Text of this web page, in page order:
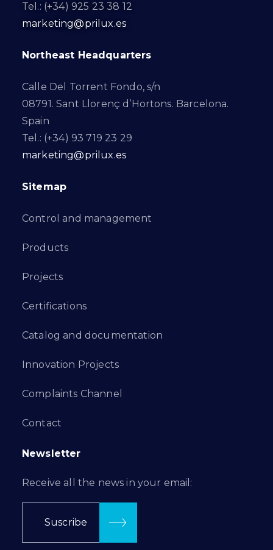
Tel.: (+34) 925 23 38 12
marketing@prilux.es
Northeast Headquarters
Calle Del Torrent Fondo, s/n
08791. Sant Llorenç d’Hortons. Barcelona.
Spain
Tel.: (+34) 93 719 23 29
marketing@prilux.es
Sitemap
Control and management
Products
Projects
Certifications
Catalog and documentation
Innovation Projects
Complaints Channel
Contact
Newsletter
Receive all the news in your email:
Suscribe